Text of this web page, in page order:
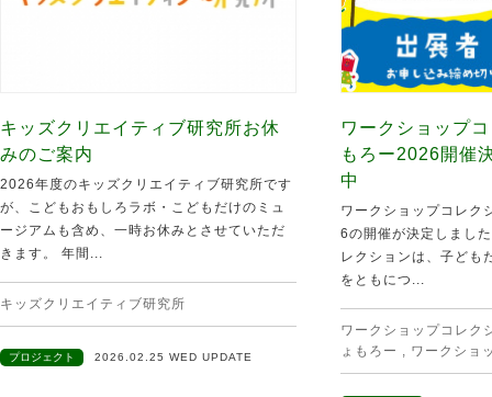
キッズクリエイティブ研究所お休
みのご案内
2026年度のキッズクリエイティブ研究所です
が、こどもおもしろラボ・こどもだけのミュ
ージアムも含め、一時お休みとさせていただ
きます。 年間...
キッズクリエイティブ研究所
プロジェクト 2026.02.25 WED UPDATE
ワークショップ
もろー2026開催
中
ワークショップコレク
6の開催が決定しまし
レクションは、子ども
をともにつ...
ワークショップコレク
ょもろー , ワークショ